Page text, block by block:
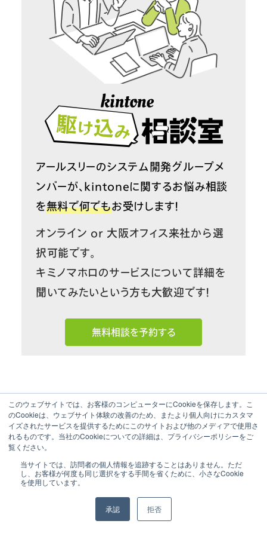
このウェブサイトでは、お客様のコンピューターにCookieを保存します。こ
のCookieは、ウェブサイト体験の改善のため、またより個人向けにカスタマ
イズされたサービスを提供するためにこのサイトおよび他のメディアで使用さ
れるものです。当社のCookieについての詳細は、プライバシーポリシーをご
覧ください。
当サイトでは、訪問者の個人情報を追跡することはありません。ただ
し、お客様が何度も同じ選択をする手間を省くために、小さなCookie
を使用しています。
承認 拒否
アールスリーのシステム開発グループメ
ンバーが、kintoneに関するお悩み相談
を無料で何でもお受けします！
オンライン or 大阪オフィス来社から選
択可能です。
キミノマホロのサービスについて詳細を
聞いてみたいという方も大歓迎です！
無料相談を予約する